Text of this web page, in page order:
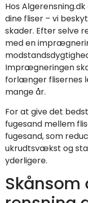
Hos
dine fliser – vi
skader. Efter selve
med en
Imprægneringen
forlænger flisernes
mange år.
For at give det
fugesand mellem
fugesand, som
ukrudtsvækst og
yderligere.